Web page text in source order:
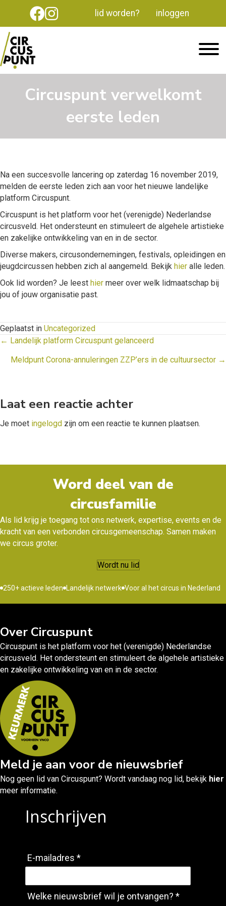
lid worden? inloggen
Circuspunt verwelkomt
eerste leden
Na een succesvolle lancering op zaterdag 16 november 2019,
melden de eerste leden zich aan voor het nieuwe landelijke
platform Circuspunt.
Circuspunt is het platform voor het (verenigde) Nederlandse
circusveld. Het ondersteunt en stimuleert de algehele artistieke
en zakelijke ontwikkeling van en in de sector.
Diverse makers, circusondernemingen, festivals, opleidingen en
jeugdcircussen hebben zich al aangemeld. Bekijk hier alle leden.
Ook lid worden? Je leest hier meer over welk lidmaatschap bij
jou of jouw organisatie past.
Geplaatst in Uncategorized
Posts
navigation
← Landelijk platform Circuspunt gelanceerd
Meldpunt Corona-annuleringen ZZP’ers in de cultuursector →
Laat een reactie achter
Je moet ingelogd zijn om een reactie te kunnen plaatsen.
Word deel van de
circusfamilie
Als lid krijg je toegang tot ons netwerk, expertise, events en de
kracht van een verbonden circusgemeenschap. Samen maken
we circus groter.
Wordt nu lid
250+ actieve leden Landelijk netwerk Voor al het circus in Nederland
Over Circuspunt
Circuspunt is het platform voor het (verenigde) Nederlandse
circusveld. Het ondersteunt en stimuleert de algehele artistieke
en zakelijke ontwikkeling van en in de sector.
Meld je aan voor de nieuwsbrief
Nog geen lid van Circuspunt? Wordt vandaag nog lid, bekijk hier
meer informatie.
Inschrijven
E-mailadres *
Welke nieuwsbrief wil je ontvangen? *